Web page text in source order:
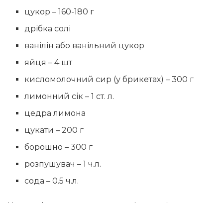
цукор – 160-180 г
дрібка солі
ванілін або ванільний цукор
яйця – 4 шт
кисломолочний сир (у брикетах) – 300 г
лимонний сік – 1 ст. л.
цедра лимона
цукати – 200 г
борошно – 300 г
розпушувач – 1 ч.л.
сода – 0.5 ч.л.